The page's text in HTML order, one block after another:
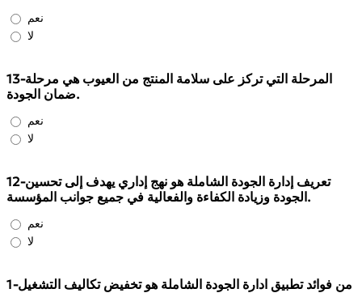
نعم
لا
13-المرحلة التي تركز على سلامة المنتج من العيوب هي مرحلة
ضمان الجودة.
نعم
لا
12-تعريف إدارة الجودة الشاملة هو نهج إداري يهدف إلى تحسين
الجودة وزيادة الكفاءة والفعالية في جميع جوانب المؤسسة.
نعم
لا
1-من فوائد تطبيق ادارة الجودة الشاملة هو تخفيض تكاليف التشغيل